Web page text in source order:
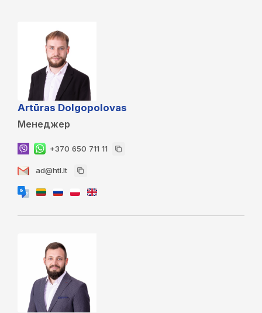
Artūras Dolgopolovas
Менеджер
+370 650 711 11
ad@htl.lt